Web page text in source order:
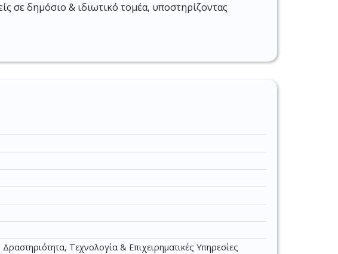
σε δημόσιο & ιδιωτικό τομέα, υποστηρίζοντας
Τεχνολογία & Επιχειρηματικές Υπηρεσίες